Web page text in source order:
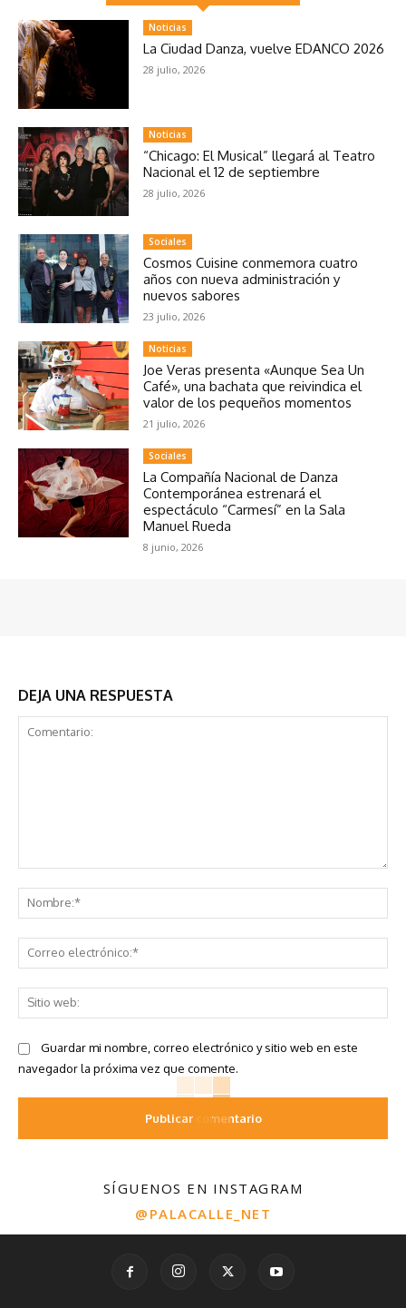
Noticias
La Ciudad Danza, vuelve EDANCO 2026
28 julio, 2026
Noticias
“Chicago: El Musical” llegará al Teatro
Nacional el 12 de septiembre
28 julio, 2026
Sociales
Cosmos Cuisine conmemora cuatro
años con nueva administración y
nuevos sabores
23 julio, 2026
Noticias
Joe Veras presenta «Aunque Sea Un
Café», una bachata que reivindica el
valor de los pequeños momentos
21 julio, 2026
Sociales
La Compañía Nacional de Danza
Contemporánea estrenará el
espectáculo “Carmesí” en la Sala
Manuel Rueda
8 junio, 2026
DEJA UNA RESPUESTA
Guardar mi nombre, correo electrónico y sitio web en este
navegador la próxima vez que comente.
SÍGUENOS EN INSTAGRAM
@PALACALLE_NET